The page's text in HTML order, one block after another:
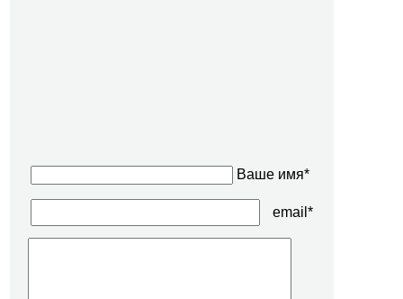
Ваше имя*
email*